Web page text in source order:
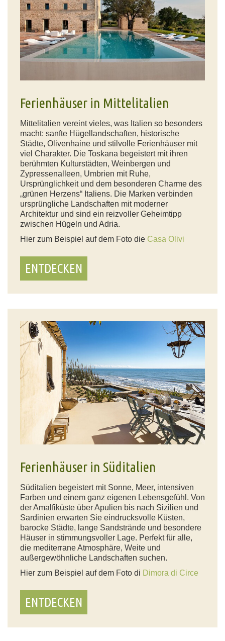
Ferienhäuser in Mittelitalien
Mittelitalien vereint vieles, was Italien so besonders
macht: sanfte Hügellandschaften, historische
Städte, Olivenhaine und stilvolle Ferienhäuser mit
viel Charakter. Die Toskana begeistert mit ihren
berühmten Kulturstädten, Weinbergen und
Zypressenalleen, Umbrien mit Ruhe,
Ursprünglichkeit und dem besonderen Charme des
„grünen Herzens“ Italiens. Die Marken verbinden
ursprüngliche Landschaften mit moderner
Architektur und sind ein reizvoller Geheimtipp
zwischen Hügeln und Adria.
Hier zum Beispiel auf dem Foto die Casa Olivi
ENTDECKEN
Ferienhäuser in Süditalien
Süditalien begeistert mit Sonne, Meer, intensiven
Farben und einem ganz eigenen Lebensgefühl. Von
der Amalfiküste über Apulien bis nach Sizilien und
Sardinien erwarten Sie eindrucksvolle Küsten,
barocke Städte, lange Sandstrände und besondere
Häuser in stimmungsvoller Lage. Perfekt für alle,
die mediterrane Atmosphäre, Weite und
außergewöhnliche Landschaften suchen.
Hier zum Beispiel auf dem Foto di Dimora di Circe
ENTDECKEN